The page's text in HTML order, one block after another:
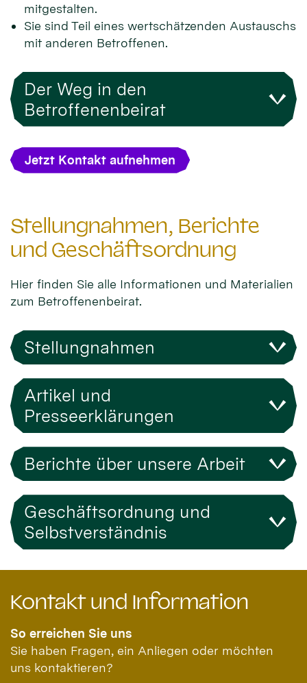
mitgestalten.
Sie sind Teil eines wertschätzenden Austauschs
mit anderen Betroffenen.
Der Weg in den
Betroffenenbeirat
Jetzt Kontakt aufnehmen
Stellungnahmen, Berichte
und Geschäftsordnung
Hier finden Sie alle Informationen und Materialien
zum Betroffenenbeirat.
Stellungnahmen
Artikel und
Presseerklärungen
Berichte über unsere Arbeit
Geschäftsordnung und
Selbstverständnis
Kontakt und Information
So erreichen Sie uns
Sie haben Fragen, ein Anliegen oder möchten
uns kontaktieren?